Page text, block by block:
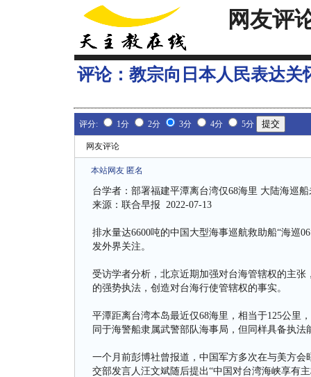
网友评
评论： 教宗向日本人民表达关
评分: 1分 2分 3分 4分 5分
网友评论
本站网友 匿名
台学者：部署福建平潭离台湾仅68海里 大陆海巡
来源：联合早报 2022-07-13
排水量达6600吨的中国大型海事巡航救助船“海巡
发外界关注。
受访学者分析，北京近期加强对台海管辖权的主
的强势执法，创造对台海行使管辖权的事实。
平潭距离台湾本岛最近仅68海里，相当于125公里
同于海警船隶属武警部队海事局，但同样具备执
一个月前彭博社曾报道，中国军方多次在与美方会
交部发言人汪文斌随后提出“中国对台湾海峡享有